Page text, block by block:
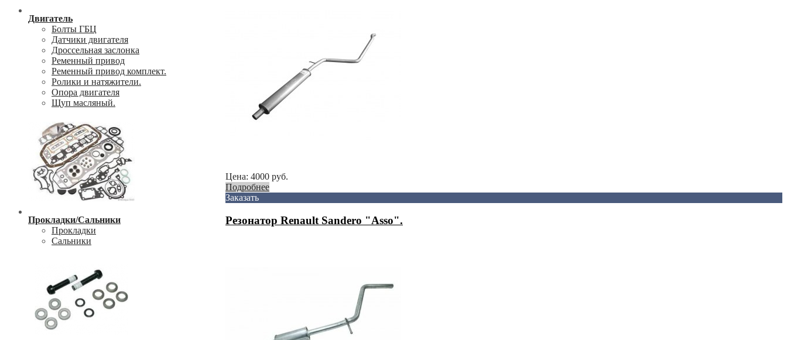
Двигатель
Болты ГБЦ
Датчики двигателя
Дроссельная заслонка
Ременный привод
Ременный привод комплект.
Ролики и натяжители.
Опора двигателя
Щуп масляный.
Прокладки/Сальники
Прокладки
Сальники
Цена: 4000 руб.
Подробнее
Заказать
Резонатор Renault Sandero "Asso".